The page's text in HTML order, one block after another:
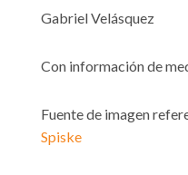
Gabriel Velásquez
Con información de
Fuente de imagen
Spiske